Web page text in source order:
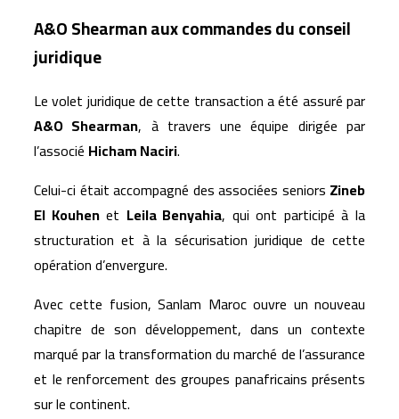
A&O Shearman aux commandes du conseil
juridique
Le volet juridique de cette transaction a été assuré par
A&O Shearman, à travers une équipe dirigée par
l’associé Hicham Naciri.
Celui-ci était accompagné des associées seniors Zineb
El Kouhenet Leila Benyahia, qui ont participé à la
structuration et à la sécurisation juridique de cette
opération d’envergure.
Avec cette fusion, Sanlam Maroc ouvre un nouveau
chapitre de son développement, dans un contexte
marqué par la transformation du marché de l’assurance
et le renforcement des groupes panafricains présents
sur le continent.